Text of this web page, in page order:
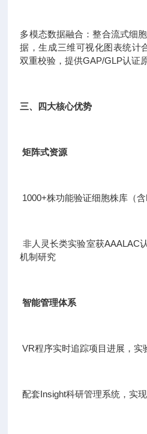
多模态数据融合：整合流式细
据，生成三维可视化图表统计
双重校验，提供GAP/GLP认证
三、四大核心优势
矩阵式资源
1000+株功能验证细胞株库（含
非人灵长类实验室获AAALAC
机制研究
智能管理体系
VR程序实时追踪项目进展，实
配套Insight科研管理系统，实